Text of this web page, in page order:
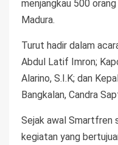
menjangkau 500
Madura.
Turut hadir dalam
Abdul Latif Imron;
Alarino, S.I.K; dan
Bangkalan, Candra
Sejak awal Smartfren
kegiatan yang